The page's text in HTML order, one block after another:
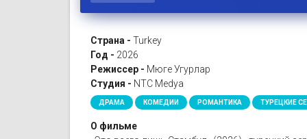
Страна - Turkey
Год - 2026
Режиссер - Мюге Угурлар
Студия - NTC Medya
ДРАМА КОМЕДИИ РОМАНТИКА ТУРЕЦКИЕ
О фильме